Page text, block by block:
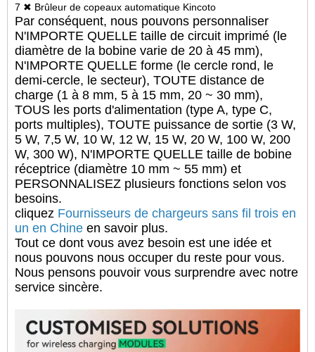
7 ✖ Brûleur de copeaux automatique Kincoto
Par conséquent, nous pouvons personnaliser
N'IMPORTE QUELLE taille de circuit imprimé (le
diamètre de la bobine varie de 20 à 45 mm),
N'IMPORTE QUELLE forme (le cercle rond, le
demi-cercle, le secteur), TOUTE distance de
charge (1 à 8 mm, 5 à 15 mm, 20 ~ 30 mm),
TOUS les ports d'alimentation (type A, type C,
ports multiples), TOUTE puissance de sortie (3 W,
5 W, 7,5 W, 10 W, 12 W, 15 W, 20 W, 100 W, 200
W, 300 W), N'IMPORTE QUELLE taille de bobine
réceptrice (diamètre 10 mm ~ 55 mm) et
PERSONNALISEZ plusieurs fonctions selon vos
besoins.
cliquez Fournisseurs de chargeurs sans fil trois en
un en Chine en savoir plus.
Tout ce dont vous avez besoin est une idée et
nous pouvons nous occuper du reste pour vous.
Nous pensons pouvoir vous surprendre avec notre
service sincère.